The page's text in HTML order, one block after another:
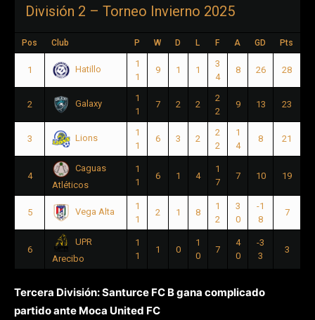
División 2 – Torneo Invierno 2025
Pos Club P W D L F A GD Pts
1 Hatillo
1
1
9 1 1
3
4
8 26 28
2 Galaxy
1
1
7 2 2
2
2
9 13 23
3 Lions
1
1
6 3 2
2
2
1
4
8 21
4
Caguas
Atléticos
1
1
6 1 4
1
7
7 10 19
5 Vega Alta
1
1
2 1 8
1
2
3
0
-1
8
7
6
UPR
Arecibo
1
1
1 0
1
0
7
4
0
-3
3
3
Tercera División: Santurce FC B gana complicado
partido ante Moca United FC